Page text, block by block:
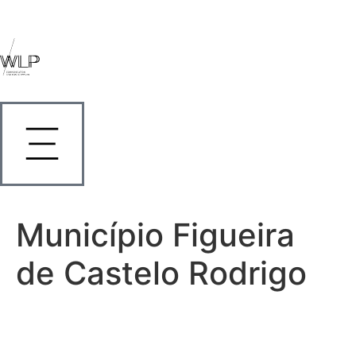
Município Figueira
de Castelo Rodrigo